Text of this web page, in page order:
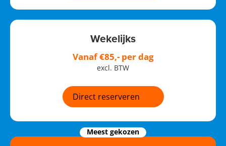
Wekelijks
Vanaf €85,- per dag
excl. BTW
Direct reserveren
Meest gekozen